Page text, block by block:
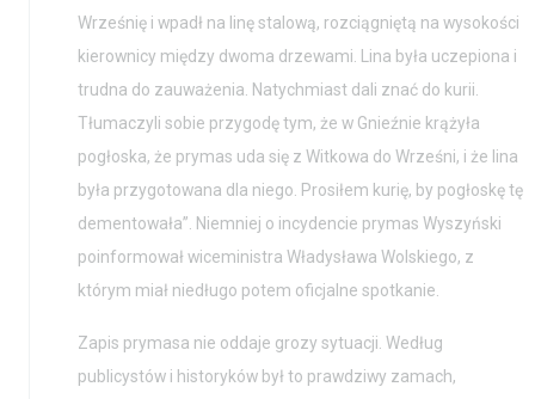
Wrześnię i wpadł na linę stalową, rozciągniętą na wysokości
kierownicy między dwoma drzewami. Lina była uczepiona i
trudna do zauważenia. Natychmiast dali znać do kurii.
Tłumaczyli sobie przygodę tym, że w Gnieźnie krążyła
pogłoska, że prymas uda się z Witkowa do Wrześni, i że lina
była przygotowana dla niego. Prosiłem kurię, by pogłoskę tę
dementowała”. Niemniej o incydencie prymas Wyszyński
poinformował wiceministra Władysława Wolskiego, z
którym miał niedługo potem oficjalne spotkanie.
Zapis prymasa nie oddaje grozy sytuacji. Według
publicystów i historyków był to prawdziwy zamach,